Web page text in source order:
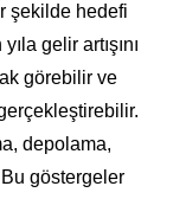
şekilde hedefi
gelir artışını
görebilir ve
depolama,
göstergeler